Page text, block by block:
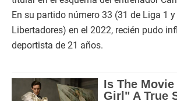
En su partido número 33 (31 de Liga 1 y
Libertadores) en el 2022, recién pudo
deportista de 21 años.